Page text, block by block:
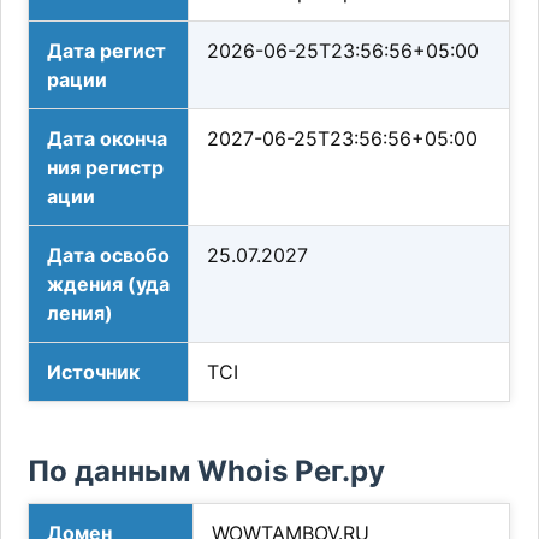
Дата регист
рации
2026-06-25T23:56:56+05:00
Дата оконча
ния регистр
ации
2027-06-25T23:56:56+05:00
Дата освобо
ждения (уда
ления)
25.07.2027
Источник TCI
По данным Whois Рег.ру
Домен WOWTAMBOV.RU